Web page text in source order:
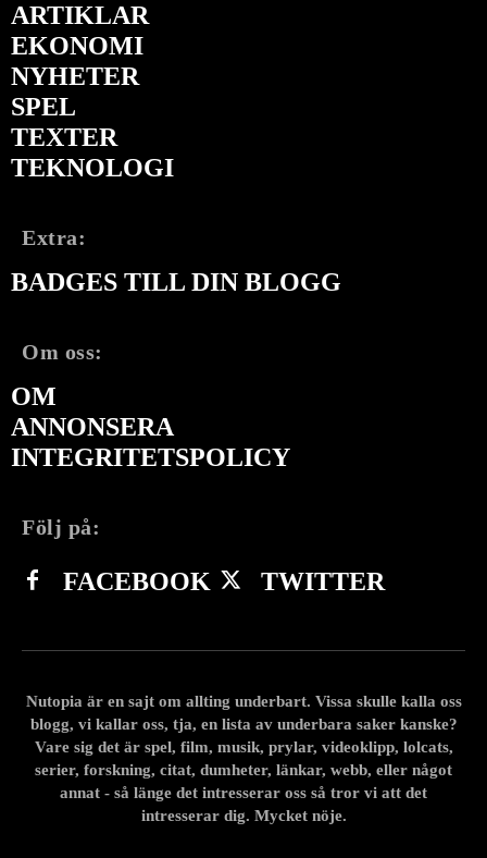
ARTIKLAR
EKONOMI
NYHETER
SPEL
TEXTER
TEKNOLOGI
Extra:
BADGES TILL DIN BLOGG
Om oss:
OM
ANNONSERA
INTEGRITETSPOLICY
Följ på:
FACEBOOK TWITTER
Nutopia är en sajt om allting underbart. Vissa skulle kalla oss
blogg, vi kallar oss, tja, en lista av underbara saker kanske?
Vare sig det är spel, film, musik, prylar, videoklipp, lolcats,
serier, forskning, citat, dumheter, länkar, webb, eller något
annat - så länge det intresserar oss så tror vi att det
intresserar dig. Mycket nöje.